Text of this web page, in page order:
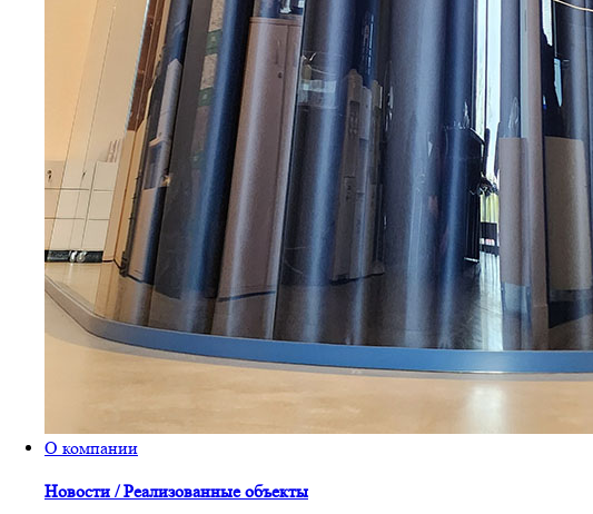
О компании
Новости / Реализованные объекты